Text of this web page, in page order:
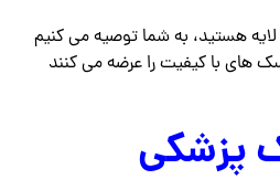
هستید، به شما توصیه می کنیم
های با کیفیت را عرضه می کنند
پزشکی